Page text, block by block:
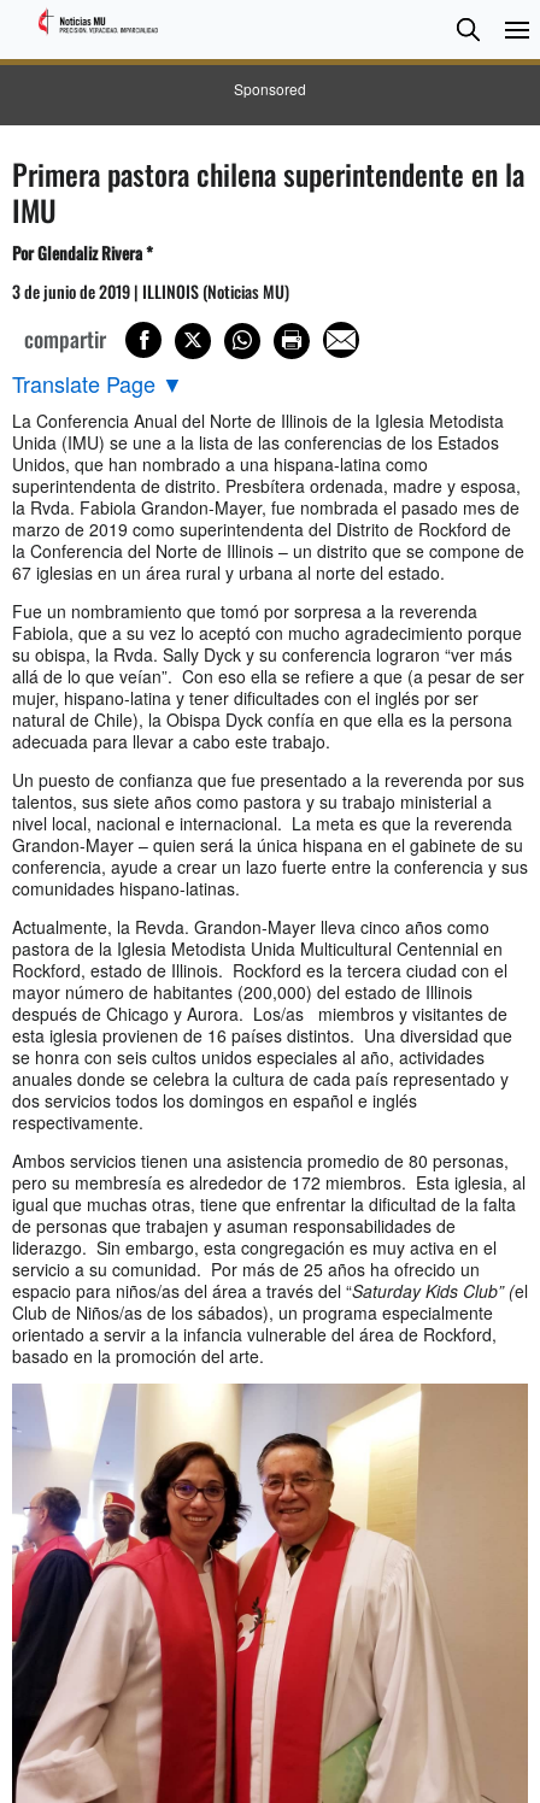
Sponsored
Search
Primera pastora chilena superintendente en la
IMU
Por Glendaliz Rivera *
3 de junio de 2019 | ILLINOIS (Noticias MU)
compartir
Translate Page ▼
La Conferencia Anual del Norte de Illinois de la Iglesia Metodista
Unida (IMU) se une a la lista de las conferencias de los Estados
Unidos, que han nombrado a una hispana-latina como
superintendenta de distrito. Presbítera ordenada, madre y esposa,
la Rvda. Fabiola Grandon-Mayer, fue nombrada el pasado mes de
marzo de 2019 como superintendenta del Distrito de Rockford de
la Conferencia del Norte de Illinois – un distrito que se compone de
67 iglesias en un área rural y urbana al norte del estado.
Fue un nombramiento que tomó por sorpresa a la reverenda
Fabiola, que a su vez lo aceptó con mucho agradecimiento porque
su obispa, la Rvda. Sally Dyck y su conferencia lograron “ver más
allá de lo que veían”. Con eso ella se refiere a que (a pesar de ser
mujer, hispano-latina y tener dificultades con el inglés por ser
natural de Chile), la Obispa Dyck confía en que ella es la persona
adecuada para llevar a cabo este trabajo.
Un puesto de confianza que fue presentado a la reverenda por sus
talentos, sus siete años como pastora y su trabajo ministerial a
nivel local, nacional e internacional. La meta es que la reverenda
Grandon-Mayer – quien será la única hispana en el gabinete de su
conferencia, ayude a crear un lazo fuerte entre la conferencia y sus
comunidades hispano-latinas.
Actualmente, la Revda. Grandon-Mayer lleva cinco años como
pastora de la Iglesia Metodista Unida Multicultural Centennial en
Rockford, estado de Illinois. Rockford es la tercera ciudad con el
mayor número de habitantes (200,000) del estado de Illinois
después de Chicago y Aurora. Los/as miembros y visitantes de
esta iglesia provienen de 16 países distintos. Una diversidad que
se honra con seis cultos unidos especiales al año, actividades
anuales donde se celebra la cultura de cada país representado y
dos servicios todos los domingos en español e inglés
respectivamente.
Ambos servicios tienen una asistencia promedio de 80 personas,
pero su membresía es alrededor de 172 miembros. Esta iglesia, al
igual que muchas otras, tiene que enfrentar la dificultad de la falta
de personas que trabajen y asuman responsabilidades de
liderazgo. Sin embargo, esta congregación es muy activa en el
servicio a su comunidad. Por más de 25 años ha ofrecido un
espacio para niños/as del área a través del “Saturday Kids Club” (el
Club de Niños/as de los sábados), un programa especialmente
orientado a servir a la infancia vulnerable del área de Rockford,
basado en la promoción del arte.